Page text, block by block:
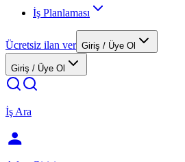
İş Planlaması
Ücretsiz ilan ver Giriş / Üye Ol
Giriş / Üye Ol
İş Ara